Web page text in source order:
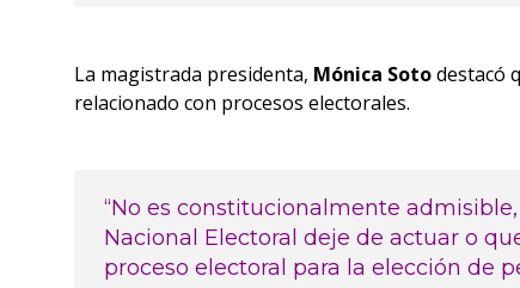
La magistrada presidenta, Mónica Sotodestacó
relacionado con procesos electorales.
“No es constitucionalmente
Nacional Electoral deje de actuar o
proceso electoral para la elección de